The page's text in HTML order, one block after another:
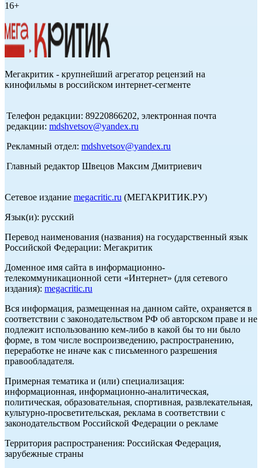
16+
Мегакритик - крупнейший агрегатор рецензий на
кинофильмы в российском интернет-сегменте
Телефон редакции: 89220866202, электронная почта
редакции: mdshvetsov@yandex.ru
Рекламный отдел: mdshvetsov@yandex.ru
Главный редактор Швецов Максим Дмитриевич
Сетевое издание megacritic.ru (МЕГАКРИТИК.РУ)
Язык(и): русский
Перевод наименования (названия) на государственный язык
Российской Федерации: Мегакритик
Доменное имя сайта в информационно-
телекоммуникационной сети «Интернет» (для сетевого
издания): megacritic.ru
Вся информация, размещенная на данном сайте, охраняется в
соответствии с законодательством РФ об авторском праве и не
подлежит использованию кем-либо в какой бы то ни было
форме, в том числе воспроизведению, распространению,
переработке не иначе как с письменного разрешения
правообладателя.
Примерная тематика и (или) специализация:
информационная, информационно-аналитическая,
политическая, образовательная, спортивная, развлекательная,
культурно-просветительская, реклама в соответствии с
законодательством Российской Федерации о рекламе
Территория распространения: Российская Федерация,
зарубежные страны